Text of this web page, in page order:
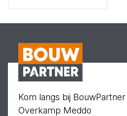
Kom langs bij BouwPartner
Overkamp Meddo